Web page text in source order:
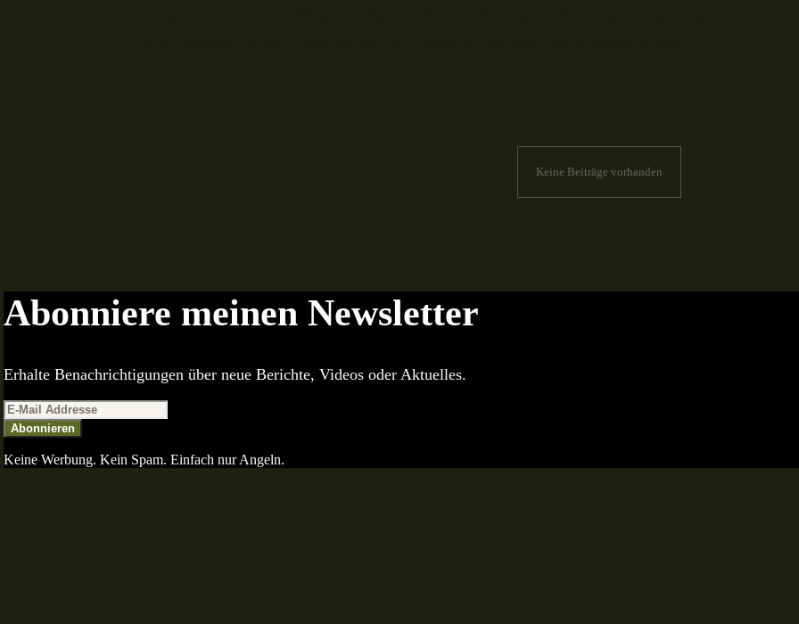
Keine Beiträge vorhanden
Abonniere meinen Newsletter
Erhalte Benachrichtigungen über neue Berichte, Videos oder Aktuelles.
Abonnieren
Keine Werbung. Kein Spam. Einfach nur Angeln.